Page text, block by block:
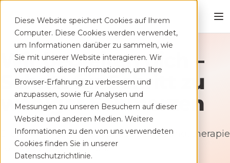
Diese Website speichert Cookies auf Ihrem
Computer. Diese Cookies werden verwendet,
um Informationen darüber zu sammeln, wie
Sie mit unserer Website interagieren. Wir
verwenden diese Informationen, um Ihre
Browser-Erfahrung zu verbessern und
anzupassen, sowie für Analysen und
Messungen zu unseren Besuchern auf dieser
Website und anderen Medien. Weitere
Informationen zu den von uns verwendeten
Cookies finden Sie in unserer
Datenschutzrichtlinie.
Wir begleiten dich –
Schritt für Schritt zu
weniger Schmerzen
Die ViViRA App macht deine Bewegungstherapie
so einfach wie möglich.
App Store
4.5
Play Store